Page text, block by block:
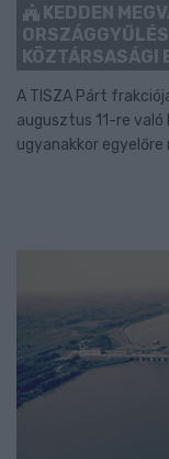
KEDDEN
KÖZTÁRSASÁGI
A TISZA Párt
augusztus 11-re
ugyanakkor